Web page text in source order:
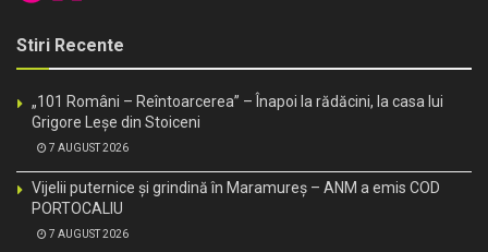
Stiri Recente
„101 Români – Reîntoarcerea” – Înapoi la rădăcini, la casa lui
Grigore Leșe din Stoiceni
7 AUGUST 2026
Vijelii puternice și grindină în Maramureș – ANM a emis COD
PORTOCALIU
7 AUGUST 2026